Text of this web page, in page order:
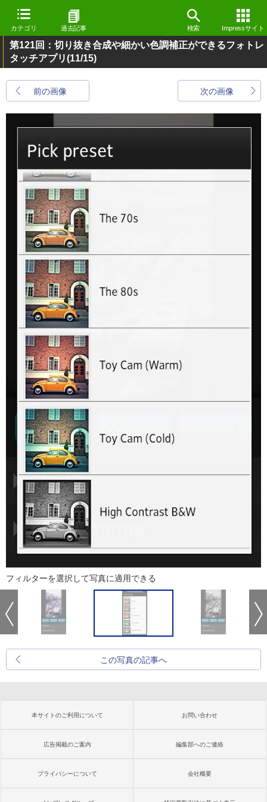
カテゴリ 過去記事 検索 Impressサイト
第121回：切り抜き合成や細かい色調補正ができるフォトレ
タッチアプリ(11/15)
前の画像 次の画像
フィルターを選択して写真に適用できる
この写真の記事へ
本サイトのご利用について お問い合わせ
広告掲載のご案内 編集部へのご連絡
プライバシーについて 会社概要